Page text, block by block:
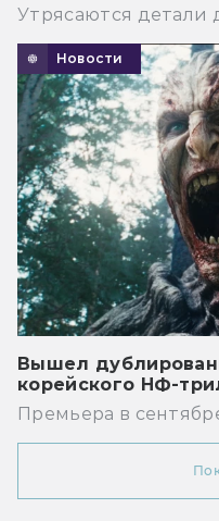
Утрясаются детали
Новости
Вышел
корейского НФ-
Премьера в